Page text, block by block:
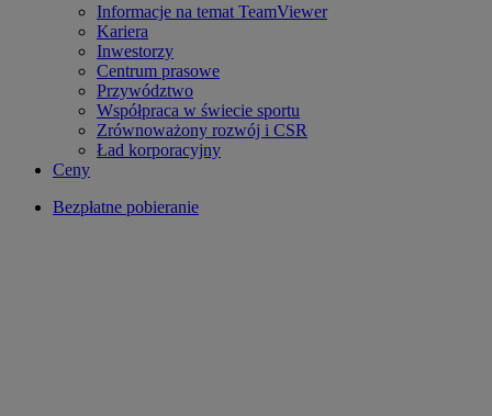
Informacje na temat TeamViewer
Kariera
Inwestorzy
Centrum prasowe
Przywództwo
Współpraca w świecie sportu
Zrównoważony rozwój i CSR
Ład korporacyjny
Ceny
Bezpłatne pobieranie